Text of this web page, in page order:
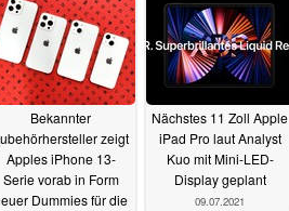
Bekannter
zeigt
Apples iPhone 13-
Serie vorab in Form
Dummies für die
Nächstes 11 Zoll Apple
iPad Pro laut Analyst
Kuo mit Mini-LED-
Display geplant
09.07.2021